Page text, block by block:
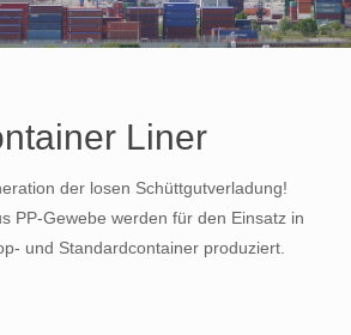
Liner
der losen Schüttgutverladung!
PP-Gewebe werden für den Einsatz in
und Standardcontainer produziert.